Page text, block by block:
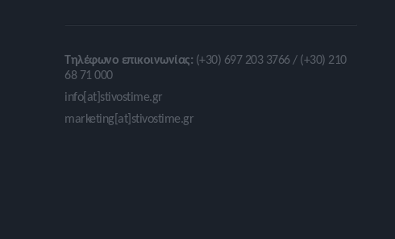
Τηλέφωνο επικοινωνίας: (+30) 697 203 3766 / (+30) 210
68 71 000
info[at]stivostime.gr
marketing[at]stivostime.gr